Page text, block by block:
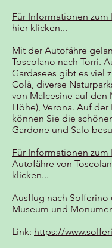
Für Informationen zum
hier klicken...
Mit der Autofähre
Toscolano nach Torri.
Gardasees gibt es viel
Colà, diverse
von Malcesine auf den
Höhe), Verona. Auf der
können Sie die
Gardone und Salo
Für Informationen zum
Autofähre von
klicken...
Ausflug nach Solferino
Museum und
Link: https://